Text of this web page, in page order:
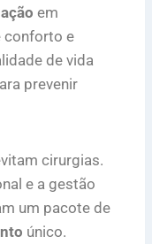
em
conforto e
de vida
prevenir
cirurgias.
e a gestão
um pacote de
único.